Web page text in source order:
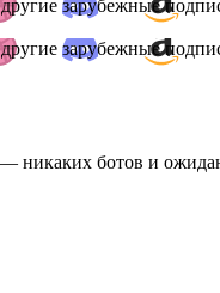
зарубежные
зарубежные
— никаких ботов и